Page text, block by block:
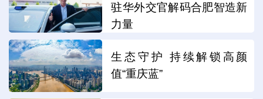
驻华外交官解码合肥智造新
力量
生态守护 持续解锁高颜
值“重庆蓝”